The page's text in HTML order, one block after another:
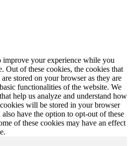
improve your experience while you
Out of these cookies, the cookies that
are stored on your browser as they are
functionalities of the website. We
help us analyze and understand how
will be stored in your browser
have the option to opt-out of these
of these cookies may have an effect